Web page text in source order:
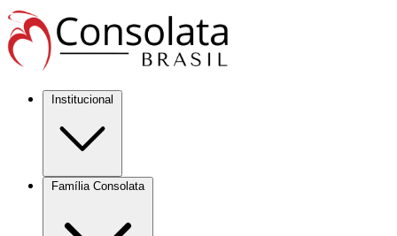
Institucional
Família Consolata